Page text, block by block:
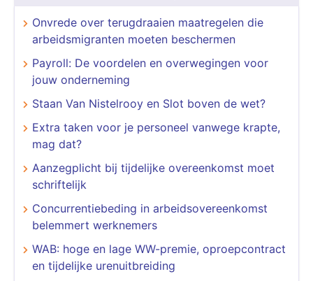
Onvrede over terugdraaien maatregelen die
arbeidsmigranten moeten beschermen
Payroll: De voordelen en overwegingen voor
jouw onderneming
Staan Van Nistelrooy en Slot boven de wet?
Extra taken voor je personeel vanwege krapte,
mag dat?
Aanzegplicht bij tijdelijke overeenkomst moet
schriftelijk
Concurrentiebeding in arbeidsovereenkomst
belemmert werknemers
WAB: hoge en lage WW-premie, oproepcontract
en tijdelijke urenuitbreiding